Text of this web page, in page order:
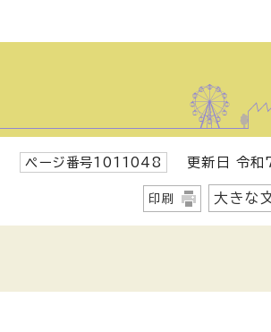
ページ番号1011048 更新日 令和
印刷 大きな